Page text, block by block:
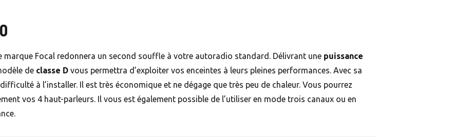
marque Focal redonnera un second souffle à votre autoradio standard. Délivrant une puissance
de classe D vous permettra d’exploiter vos enceintes à leurs pleines performances. Avec sa
à l’installer. Il est très économique et ne dégage que très peu de chaleur. Vous pourrez
vos 4 haut-parleurs. Il vous est également possible de l’utiliser en mode trois canaux ou en